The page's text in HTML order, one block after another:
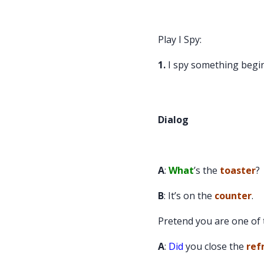
4
7
A
8
time is
Play I Spy:
1. I spy something
Dialog
A: What’s the toaster?
B: It’s on the counter.
Pretend you are one of
A: Did you close the